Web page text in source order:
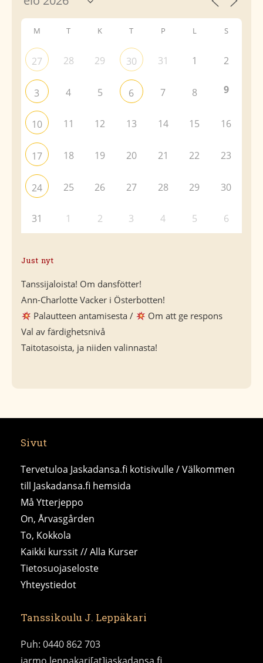
M T K T P L S
27 28 29 30 31 1 2
3 4 5 6 7 8 9
10 11 12 13 14 15 16
17 18 19 20 21 22 23
24 25 26 27 28 29 30
31 1 2 3 4 5 6
Just nyt
Tanssijaloista! Om dansfötter!
Ann-Charlotte Vacker i Österbotten!
Palautteen antamisesta /
Om att ge respons
Val av färdighetsnivå
Taitotasoista, ja niiden valinnasta!
Sivut
Tervetuloa Jaskadansa.fi kotisivulle / Välkommen
till Jaskadansa.fi hemsida
Må Ytterjeppo
On, Årvasgården
To, Kokkola
Kaikki kurssit // Alla Kurser
Tietosuojaseloste
Yhteystiedot
Tanssikoulu J. Leppäkari
Puh: 0440 862 703